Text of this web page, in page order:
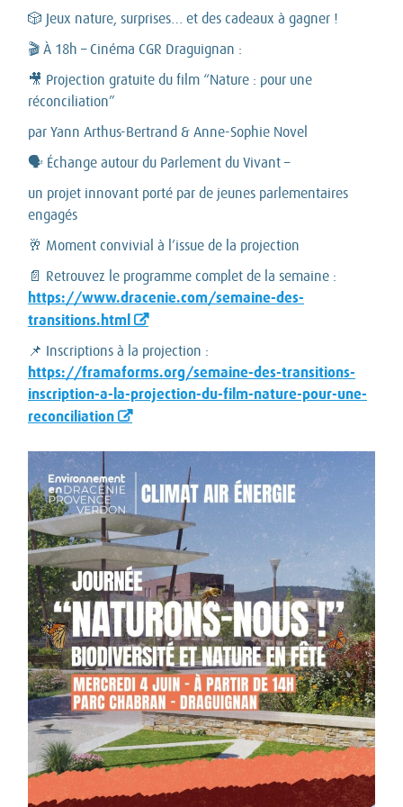
🎲 Jeux nature, surprises… et des cadeaux à gagner !
🎬 À 18h – Cinéma CGR Draguignan :
🎥 Projection gratuite du film “Nature : pour une
réconciliation”
par Yann Arthus-Bertrand & Anne-Sophie Novel
🗣 Échange autour du Parlement du Vivant –
un projet innovant porté par de jeunes parlementaires
engagés
🥂 Moment convivial à l’issue de la projection
📄 Retrouvez le programme complet de la semaine :
https://www.dracenie.com/semaine-des-
transitions.html
📌 Inscriptions à la projection :
https://framaforms.org/semaine-des-transitions-
inscription-a-la-projection-du-film-nature-pour-une-
reconciliation